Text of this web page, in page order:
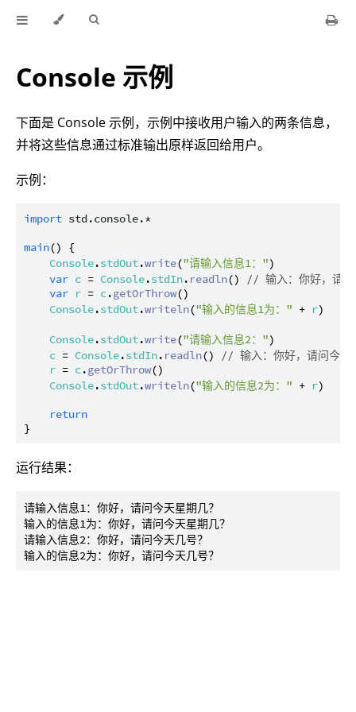
Console 示例
下面是 Console 示例，示例中接收用户输入的两条信息，
并将这些信息通过标准输出原样返回给用户。
示例：
import std.console.*
main() {
Console.stdOut.write("请输入信息1：")
var c = Console.stdIn. readln()
// 输入：你好，请问
var r = c.getOrThrow()
Console.stdOut.writeln("输入的信息1为：" + r)
Console.stdOut.write("请输入信息2：")
c = Console.stdIn. readln()
// 输入：你好，请问今天
r = c.getOrThrow()
Console.stdOut.writeln("输入的信息2为：" + r)
return
运行结果：
请输入信息1：你好，请问今天星期几？
输入的信息1为：你好，请问今天星期几？
请输入信息2：你好，请问今天几号？